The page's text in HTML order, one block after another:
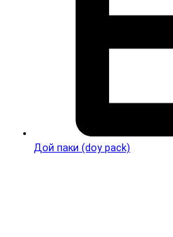
Дой паки (doy pack)